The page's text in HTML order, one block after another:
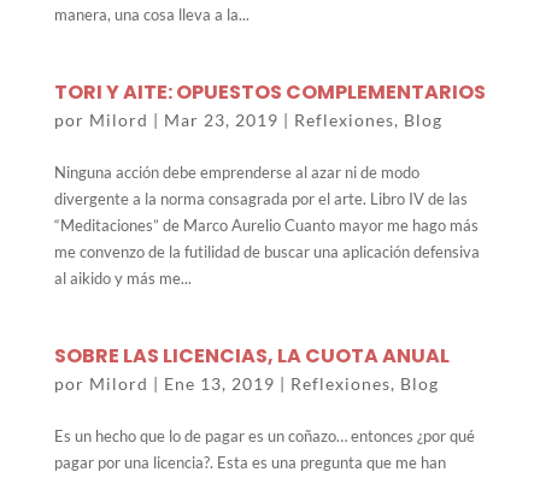
manera, una cosa lleva a la...
TORI Y AITE: OPUESTOS COMPLEMENTARIOS
por Milord | Mar 23, 2019 | Reflexiones, Blog
Ninguna acción debe emprenderse al azar ni de modo
divergente a la norma consagrada por el arte. Libro IV de las
“Meditaciones” de Marco Aurelio Cuanto mayor me hago más
me convenzo de la futilidad de buscar una aplicación defensiva
al aikido y más me...
SOBRE LAS LICENCIAS, LA CUOTA ANUAL
por Milord | Ene 13, 2019 | Reflexiones, Blog
Es un hecho que lo de pagar es un coñazo… entonces ¿por qué
pagar por una licencia?. Esta es una pregunta que me han